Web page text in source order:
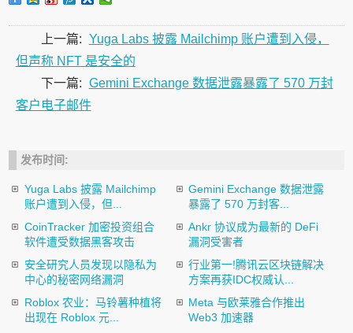
上一篇: Yuga Labs 披露 Mailchimp 账户遭到入侵，
但声称 NFT 是安全的
下一篇: Gemini Exchange 数据泄露暴露了 570 万封
客户电子邮件
发布时间:
Yuga Labs 披露 Mailchimp
账户遭到入侵，但...
Gemini Exchange 数据泄露
暴露了 570 万封客...
CoinTracker 加密投资组合
软件遭受数据黑客攻击
Ankr 协议成为最新的 DeFi
漏洞受害者
安全研究人员发现以隐私为
中心的秘密网络漏洞
行业第一!腾讯云区块链解决
方案再获IDC权威认...
Roblox 农业：马铃薯种植将
出现在 Roblox 元...
Meta 与欧莱雅合作推出
Web3 加速器